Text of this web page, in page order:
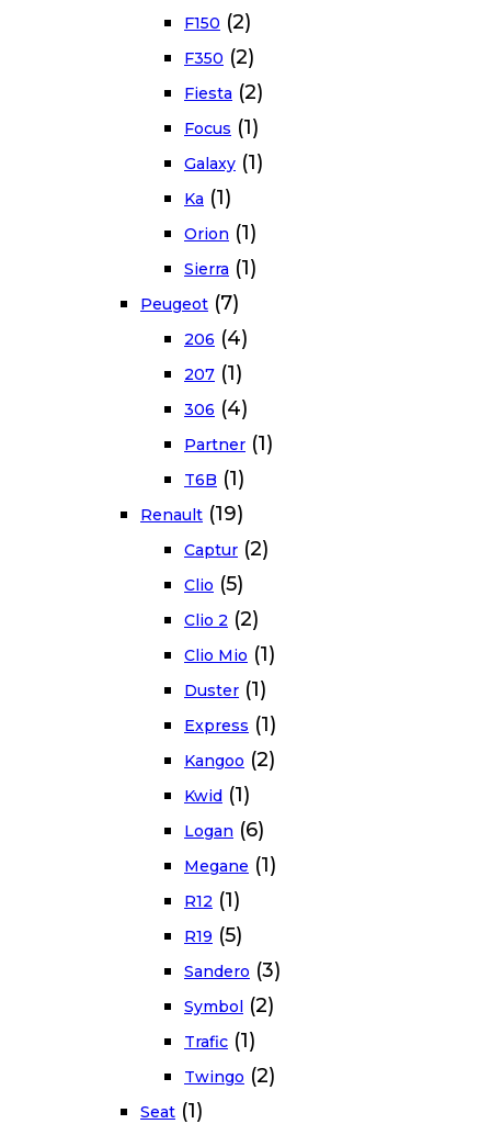
F150 (2)
F350 (2)
Fiesta (2)
Focus (1)
Galaxy (1)
Ka (1)
Orion (1)
Sierra (1)
Peugeot (7)
206 (4)
207 (1)
306 (4)
Partner (1)
T6B (1)
Renault (19)
Captur (2)
Clio (5)
Clio 2 (2)
Clio Mio (1)
Duster (1)
Express (1)
Kangoo (2)
Kwid (1)
Logan (6)
Megane (1)
R12 (1)
R19 (5)
Sandero (3)
Symbol (2)
Trafic (1)
Twingo (2)
Seat (1)